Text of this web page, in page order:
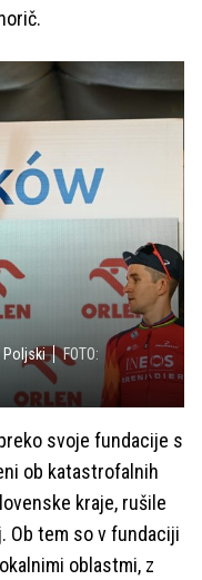
Poljski
FOTO:
svoje fundacije s
ob katastrofalnih
kraje, rušile
Ob tem so v fundaciji
oblastmi, z